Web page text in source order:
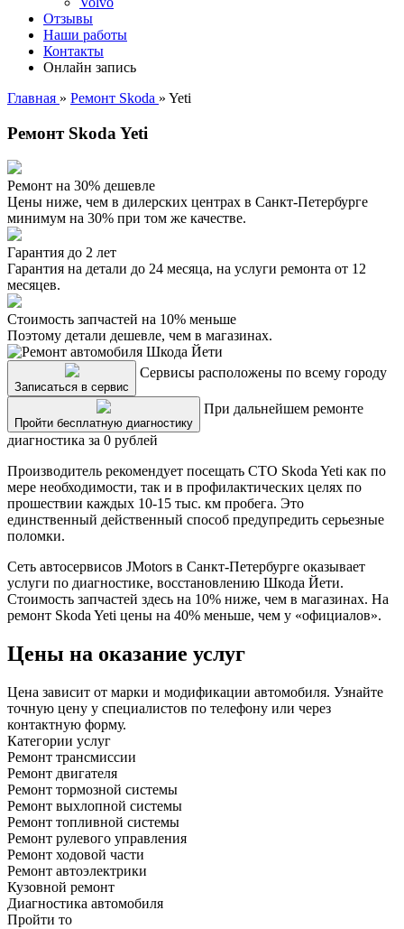
Отзывы
Наши работы
Контакты
Онлайн запись
Главная » Ремонт Skoda » Yeti
Ремонт Skoda Yeti
Ремонт на 30% дешевле
Цены ниже, чем в дилерских центрах в Санкт-Петербурге
минимум на 30% при том же качестве.
Гарантия до 2 лет
Гарантия на детали до 24 месяца, на услуги ремонта от 12
месяцев.
Стоимость запчастей на 10% меньше
Поэтому детали дешевле, чем в магазинах.
Записаться в сервис
Сервисы расположены по всему городу
Пройти бесплатную диагностику
При дальнейшем ремонте
диагностика за 0 рублей
Производитель рекомендует посещать СТО Skoda Yeti как по
мере необходимости, так и в профилактических целях по
прошествии каждых 10-15 тыс. км пробега. Это
единственный действенный способ предупредить серьезные
поломки.
Сеть автосервисов JMotors в Санкт-Петербурге оказывает
услуги по диагностике, восстановлению Шкода Йети.
Стоимость запчастей здесь на 10% ниже, чем в магазинах. На
ремонт Skoda Yeti цены на 40% меньше, чем у «официалов».
Цены на оказание услуг
Цена зависит от марки и модификации автомобиля. Узнайте
точную цену у специалистов по телефону или через
контактную форму.
Категории услуг
Ремонт трансмиссии
Ремонт двигателя
Ремонт тормозной системы
Ремонт выхлопной системы
Ремонт топливной системы
Ремонт рулевого управления
Ремонт ходовой части
Ремонт автоэлектрики
Кузовной ремонт
Диагностика автомобиля
Пройти то